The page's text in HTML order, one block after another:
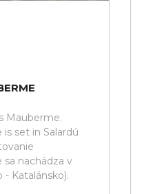
Mauberme.
set in Salardú
nachádza v
- Katalánsko).